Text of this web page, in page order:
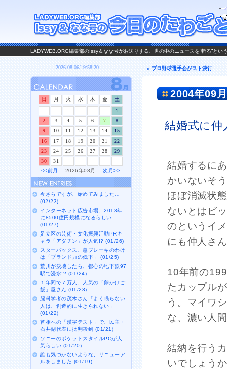
LADYWEB.ORG編集部のIssy＆なな号がお送りする、世の中のニュースを“斬る”と
« プロ野球選手会がスト決行
2004年09
結婚式に
結婚するに
かいないそ
ほぼ消滅状
ないとはビ
のというイ
にも仲人さ
10年前の
たカップル
う。マイワ
な、濃い人
結納を行う
いでしょう
日 月 火 水 木 金
土
1
2
3 4 5 6 7
8
9
10 11 12 13 14
15
16
17 18 19 20 21
22
23
24 25 26 27 28
29
30
31
<<前月
2026年08月次月>>
今さらですが、始めてみました…
(02/23)
インターネット広告市場、2013年
に8500億円規模になるらしい
(01/27)
足立区の芸術・文化振興活動PRキ
ャラ「アダチン」が人気!? (01/26)
スターバックス、急ブレーキのわけ
は「ブランド力の低下」 (01/25)
荒川が決壊したら、都心の地下鉄97
駅で浸水!? (01/24)
１年間で７万人、人気の「卵かけご
飯」屋さん (01/23)
脳科学者の茂木さん「よく眠らない
人は、創造的に生きられない」
(01/22)
首相への「漢字テスト」で、民主・
石井副代表に批判殺到 (01/21)
ソニーのポケットスタイルPCが人
気らしい (01/20)
誰も気づかないような、リニューア
ルをしました (01/19)